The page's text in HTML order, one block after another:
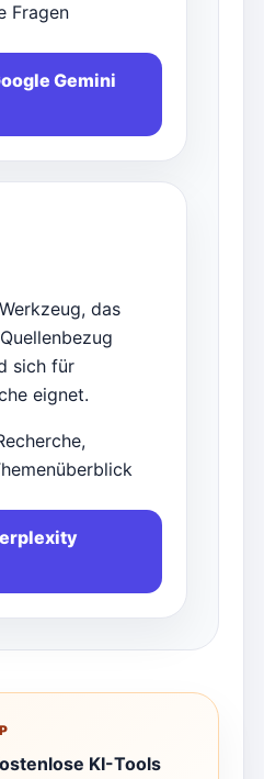
Fragen
Gemini
das
sich für
eignet.
KI-Tools